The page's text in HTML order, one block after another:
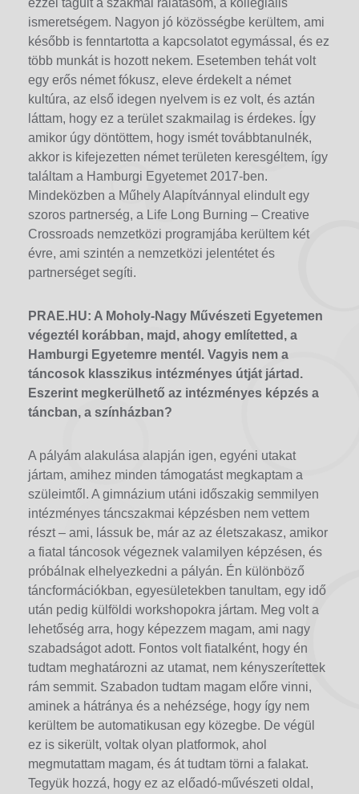
ismeretségem. Nagyon jó közösségbe kerültem, ami
később is fenntartotta a kapcsolatot egymással, és ez
több munkát is hozott nekem. Esetemben tehát volt
egy erős német fókusz, eleve érdekelt a német
kultúra, az első idegen nyelvem is ez volt, és aztán
láttam, hogy ez a terület szakmailag is érdekes. Így
amikor úgy döntöttem, hogy ismét továbbtanulnék,
akkor is kifejezetten német területen keresgéltem, így
találtam a Hamburgi Egyetemet 2017-ben.
Mindeközben a Műhely Alapítvánnyal elindult egy
szoros partnerség, a Life Long Burning – Creative
Crossroads nemzetközi programjába kerültem két
évre, ami szintén a nemzetközi jelentétet és
partnerséget segíti.
PRAE.HU: A Moholy-Nagy Művészeti Egyetemen
végeztél korábban, majd, ahogy említetted, a
Hamburgi Egyetemre mentél. Vagyis nem a
táncosok klasszikus intézményes útját jártad.
Eszerint megkerülhető az intézményes képzés a
táncban, a színházban?
A pályám alakulása alapján igen, egyéni utakat
jártam, amihez minden támogatást megkaptam a
szüleimtől. A gimnázium utáni időszakig semmilyen
intézményes táncszakmai képzésben nem vettem
részt – ami, lássuk be, már az az életszakasz, amikor
a fiatal táncosok végeznek valamilyen képzésen, és
próbálnak elhelyezkedni a pályán. Én különböző
táncformációkban, egyesületekben tanultam, egy idő
után pedig külföldi workshopokra jártam. Meg volt a
lehetőség arra, hogy képezzem magam, ami nagy
szabadságot adott. Fontos volt fiatalként, hogy én
tudtam meghatározni az utamat, nem kényszerítettek
rám semmit. Szabadon tudtam magam előre vinni,
aminek a hátránya és a nehézsége, hogy így nem
kerültem be automatikusan egy közegbe. De végül
ez is sikerült, voltak olyan platformok, ahol
megmutattam magam, és át tudtam törni a falakat.
Tegyük hozzá, hogy ez az előadó-művészeti oldal,